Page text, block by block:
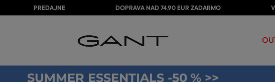
PREDAJNE DOPRAVA NAD 74,90 EUR ZADARMO
SUMMER ESSENTIALS -50 % >>